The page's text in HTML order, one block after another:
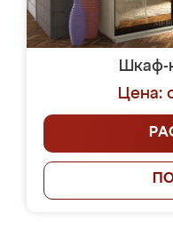
Шкаф-
Цена: